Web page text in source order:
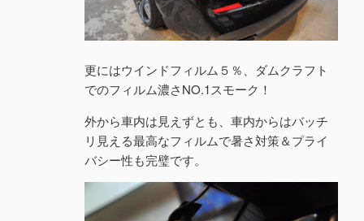
更にはウインドフィルム５％、ダムクラフト
でのフィルム濃さNO.1スモーク！
外から車内は見えずとも、車内からはバッチ
リ見える最高なフィルムで暑さ対策＆プライ
バシー性も完璧です。